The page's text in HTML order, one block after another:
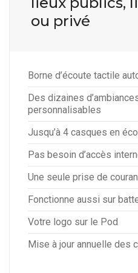
ou privé
Borne d’écoute tactile
Des dizaines
personnalisables
Jusqu’à 4 casques en
Pas besoin d’accès
Une seule prise de
Fonctionne aussi sur
Votre logo sur le Pod
Mise à jour annuelle des